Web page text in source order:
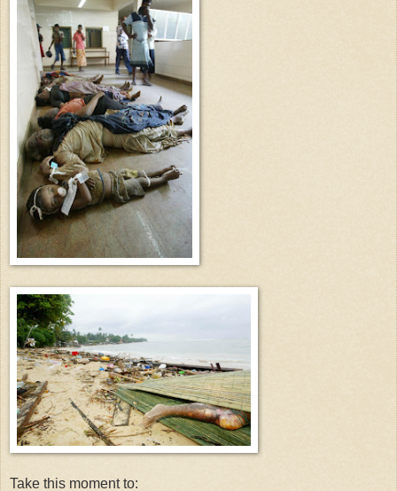
Take this moment to: